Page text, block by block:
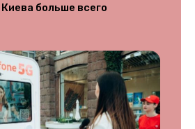
больше всего